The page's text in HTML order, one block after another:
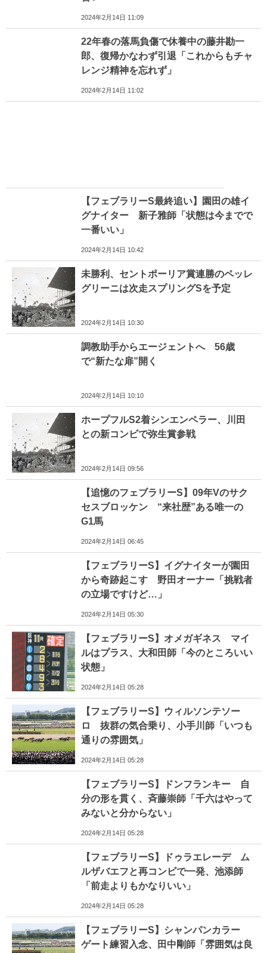
2024年2月14日 11:09
22年春の落馬負傷で休養中の藤井勘一
郎、復帰かなわず引退「これからもチャ
レンジ精神を忘れず」
2024年2月14日 11:02
【フェブラリーS最終追い】園田の雄イ
グナイター 新子雅師「状態は今までで
一番いい」
2024年2月14日 10:42
未勝利、セントポーリア賞連勝のペッレ
グリーニは次走スプリングSを予定
2024年2月14日 10:30
調教助手からエージェントへ 56歳
で“新たな扉”開く
2024年2月14日 10:10
ホープフルS2着シンエンペラー、川田
との新コンビで弥生賞参戦
2024年2月14日 09:56
【追憶のフェブラリーS】09年Vのサク
セスブロッケン “来社歴”ある唯一の
G1馬
2024年2月14日 06:45
【フェブラリーS】イグナイターが園田
から奇跡起こす 野田オーナー「挑戦者
の立場ですけど…」
2024年2月14日 05:30
【フェブラリーS】オメガギネス マイ
ルはプラス、大和田師「今のところいい
状態」
2024年2月14日 05:28
【フェブラリーS】ウィルソンテソー
ロ 抜群の気合乗り、小手川師「いつも
通りの雰囲気」
2024年2月14日 05:28
【フェブラリーS】ドンフランキー 自
分の形を貫く、斉藤崇師「千六はやって
みないと分からない」
2024年2月14日 05:28
【フェブラリーS】ドゥラエレーデ ム
ルザバエフと再コンビで一発、池添師
「前走よりもかなりいい」
2024年2月14日 05:28
【フェブラリーS】シャンパンカラー
ゲート練習入念、田中剛師「雰囲気は良